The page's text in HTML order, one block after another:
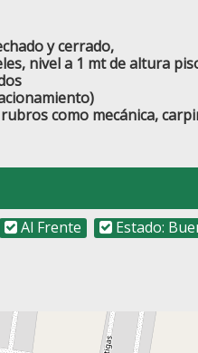
y cerrado,
nivel a 1 mt de altura
como mecánica,
Al Frente Estado: